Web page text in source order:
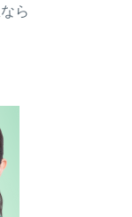
なら